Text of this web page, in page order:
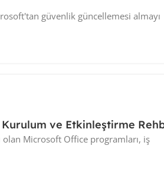
güvenlik güncellemesi almayı
ve Etkinleştirme
Microsoft Office programları, iş